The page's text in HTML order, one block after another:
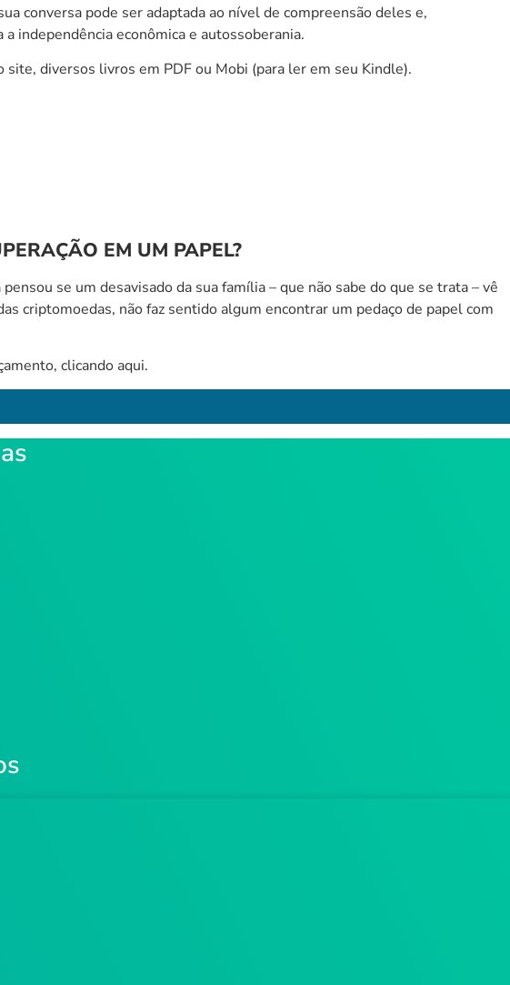
conversa pode ser adaptada ao nível de compreensão deles e,
independência econômica e autossoberania.
site, diversos livros em PDF ou Mobi (para ler em seu Kindle).
EM UM PAPEL?
se um desavisado da sua família – que não sabe do que se trata – vê
criptomoedas, não faz sentido algum encontrar um pedaço de papel com
clicando aqui.